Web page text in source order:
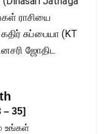
ராசியை
சுப்பையா (KT
ஜோதிட
– 35]
உங்கள்